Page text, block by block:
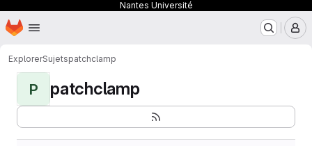
Nantes Université
Passer au contenu principal
Page d'accueil
ExplorerSujetspatchclamp
P patchclamp